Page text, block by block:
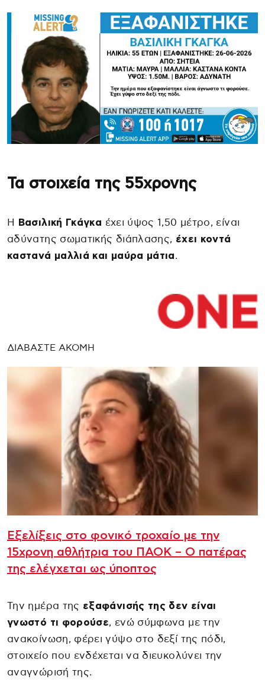
Τα στοιχεία της 55χρονης
Η Βασιλική Γκάγκα έχει ύψος 1,50 μέτρο, είναι
αδύνατης σωματικής διάπλασης, έχει κοντά
καστανά μαλλιά και μαύρα μάτια.
ΔΙΑΒΑΣΤΕ ΑΚΟΜΗ
Εξελίξεις στο φονικό τροχαίο με την
15χρονη αθλήτρια του ΠΑΟΚ – Ο πατέρας
της ελέγχεται ως ύποπτος
Την ημέρα της εξαφάνισής της δεν είναι
γνωστό τι φορούσε, ενώ σύμφωνα με την
ανακοίνωση, φέρει γύψο στο δεξί της πόδι,
στοιχείο που ενδέχεται να διευκολύνει την
αναγνώρισή της.